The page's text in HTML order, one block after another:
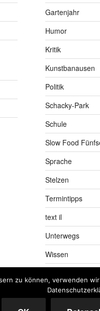
Gartenjahr
Humor
Kritik
Kunstbanausen
Politik
Schacky-Park
Schule
Slow Food
Sprache
Stelzen
Termintipps
text il
Unterwegs
Wissen
zu können, verwenden